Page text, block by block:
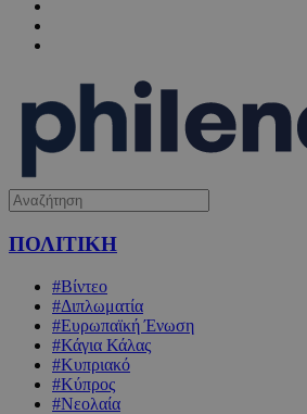
ΠΟΛΙΤΙΚΗ
#Βίντεο
#Διπλωματία
#Ευρωπαϊκή Ένωση
#Κάγια Κάλας
#Κυπριακό
#Κύπρος
#Νεολαία